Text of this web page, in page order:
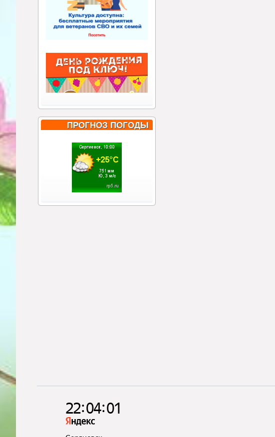
ПРОГНОЗ ПОГОДЫ